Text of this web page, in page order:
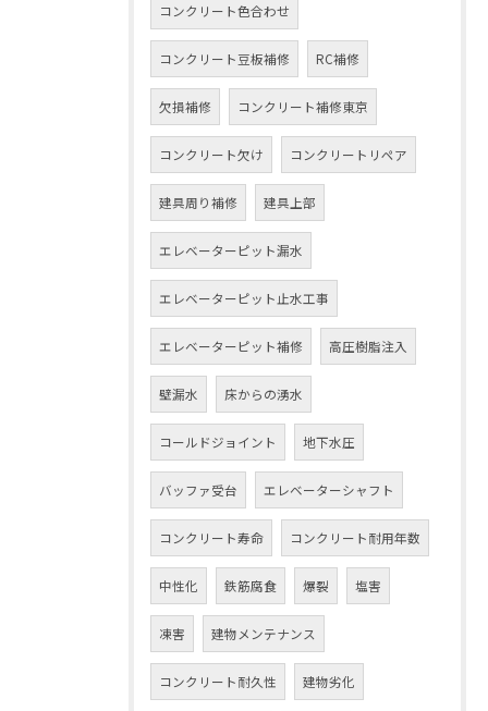
コンクリート色合わせ
コンクリート豆板補修 RC補修
欠損補修 コンクリート補修東京
コンクリート欠け コンクリートリペア
建具周り補修 建具上部
エレベーターピット漏水
エレベーターピット止水工事
エレベーターピット補修 高圧樹脂注入
壁漏水 床からの湧水
コールドジョイント 地下水圧
バッファ受台 エレベーターシャフト
コンクリート寿命 コンクリート耐用年数
中性化 鉄筋腐食 爆裂 塩害
凍害 建物メンテナンス
コンクリート耐久性 建物劣化